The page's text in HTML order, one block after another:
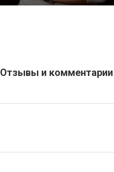
Отзывы и комментарии